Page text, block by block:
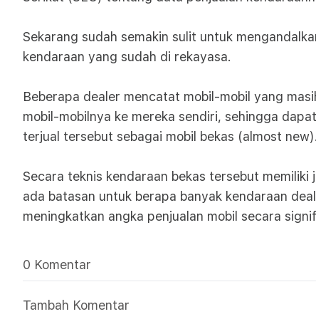
Sekarang sudah semakin sulit untuk
kendaraan yang sudah di rekayasa.
Beberapa dealer mencatat mobil-mobil yang
mobil-mobilnya ke mereka sendiri, sehingga
terjual tersebut sebagai mobil bekas (almost new).
Secara teknis kendaraan bekas tersebut
ada batasan untuk berapa banyak kendaraan
meningkatkan angka penjualan mobil secara
0 Komentar
Tambah Komentar